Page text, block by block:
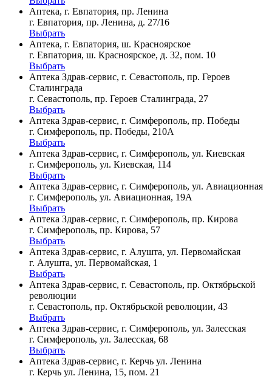
Аптека, г. Евпатория, пр. Ленина
г. Евпатория, пр. Ленина, д. 27/16
Выбрать
Аптека, г. Евпатория, ш. Красноярское
г. Евпатория, ш. Красноярское, д. 32, пом. 10
Выбрать
Аптека Здрав-сервис, г. Севастополь, пр. Героев
Сталинграда
г. Севастополь, пр. Героев Сталинграда, 27
Выбрать
Аптека Здрав-сервис, г. Симферополь, пр. Победы
г. Симферополь, пр. Победы, 210A
Выбрать
Аптека Здрав-сервис, г. Симферополь, ул. Киевская
г. Симферополь, ул. Киевская, 114
Выбрать
Аптека Здрав-сервис, г. Симферополь, ул. Авиационная
г. Симферополь, ул. Авиационная, 19А
Выбрать
Аптека Здрав-сервис, г. Симферополь, пр. Кирова
г. Симферополь, пр. Кирова, 57
Выбрать
Аптека Здрав-сервис, г. Алушта, ул. Первомайская
г. Алушта, ул. Первомайская, 1
Выбрать
Аптека Здрав-сервис, г. Севастополь, пр. Октябрьской
революции
г. Севастополь, пр. Октябрьской революции, 43
Выбрать
Аптека Здрав-сервис, г. Симферополь, ул. Залесская
г. Симферополь, ул. Залесская, 68
Выбрать
Аптека Здрав-сервис, г. Керчь ул. Ленина
г. Керчь ул. Ленина, 15, пом. 21